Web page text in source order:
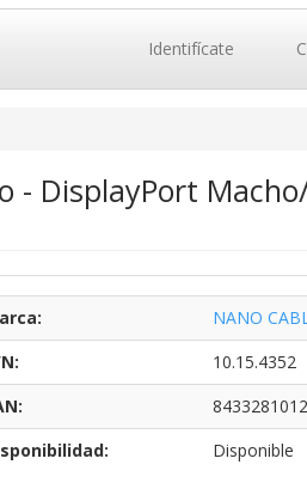
Identifícate
- DisplayPort
NANO
10.15.4352
Disponible